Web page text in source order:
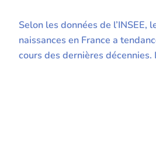
Selon les données de l’INSEE,
naissances en France a
cours des dernières décennies.